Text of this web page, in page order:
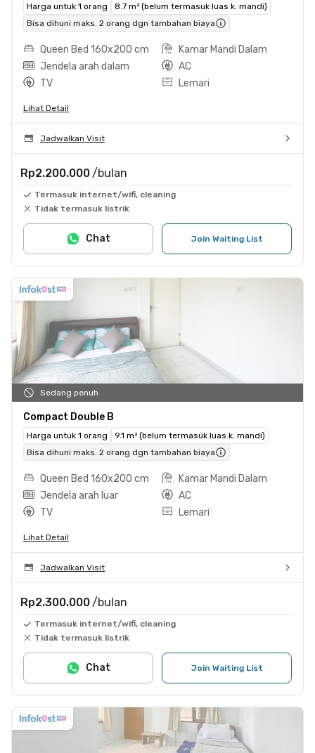
Harga untuk 1 orang
8.7 m² (belum termasuk luas k. mandi)
Bisa dihuni maks. 2 orang dgn tambahan biaya
Queen Bed 160x200 cm
Kamar Mandi Dalam
Jendela arah dalam
AC
TV
Lemari
Lihat Detail
Jadwalkan Visit
Rp2.200.000 /bulan
Termasuk internet/wifi, cleaning
Tidak termasuk listrik
Join Waiting List
Chat
Sedang penuh
Compact Double B
Harga untuk 1 orang
9.1 m² (belum termasuk luas k. mandi)
Bisa dihuni maks. 2 orang dgn tambahan biaya
Queen Bed 160x200 cm
Kamar Mandi Dalam
Jendela arah luar
AC
TV
Lemari
Lihat Detail
Jadwalkan Visit
Rp2.300.000 /bulan
Termasuk internet/wifi, cleaning
Tidak termasuk listrik
Join Waiting List
Chat